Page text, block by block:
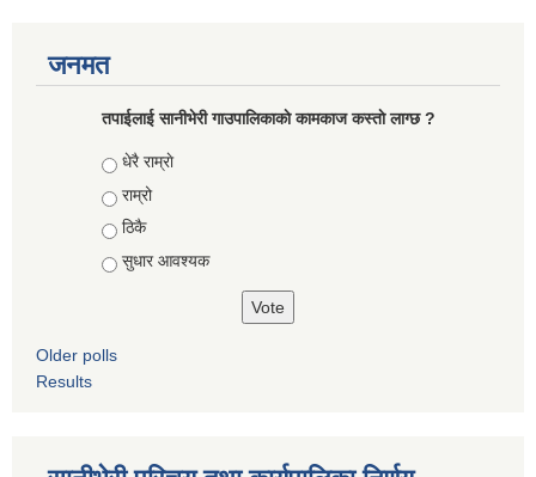
जनमत
तपाईलाई सानीभेरी गाउपालिकाकाे कामकाज कस्ताे लाग्छ ?
Choices
धेरै राम्राे
राम्रो
ठिकै
सुधार आवश्यक
Older polls
Results